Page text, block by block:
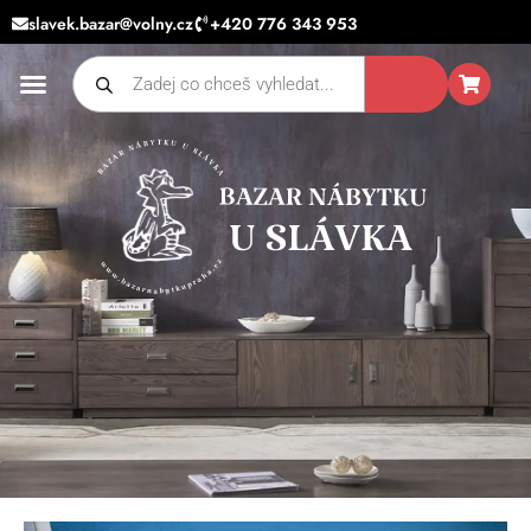
Přeskočit
na
slavek.bazar@volny.cz
+420 776 343 953
Products
search